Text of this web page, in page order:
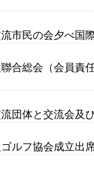
市民の会夕べ国
合総会（会員責
団体と交流会及
ルフ協会成立出